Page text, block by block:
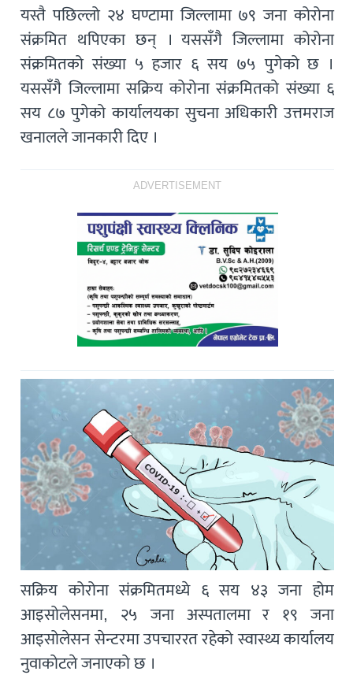
यस्तै पछिल्लो २४ घण्टामा जिल्लामा ७९ जना कोरोना
संक्रमित थपिएका छन् । यससँगै जिल्लामा कोरोना
संक्रमितको संख्या ५ हजार ६ सय ७५ पुगेको छ ।
यससँगै जिल्लामा सक्रिय कोरोना संक्रमितको संख्या ६
सय ८७ पुगेको कार्यालयका सुचना अधिकारी उत्तमराज
खनालले जानकारी दिए ।
ADVERTISEMENT
सक्रिय कोरोना संक्रमितमध्ये ६ सय ४३ जना होम
आइसोलेसनमा, २५ जना अस्पतालमा र १९ जना
आइसोलेसन सेन्टरमा उपचाररत रहेको स्वास्थ्य कार्यालय
नुवाकोटले जनाएको छ ।